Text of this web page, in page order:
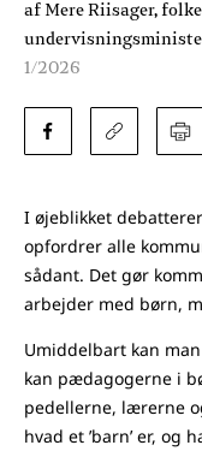
af Mere Riisager,
1/2026
I øjeblikket
opfordrer alle
sådant. Det gør
arbejder med børn,
Umiddelbart kan
kan pædagogerne i
pedellerne, lærerne
hvad et ’barn’ er, og